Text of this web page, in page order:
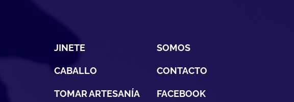
JINETE
CABALLO
TOMAR ARTESANÍA
SOMOS
CONTACTO
FACEBOOK